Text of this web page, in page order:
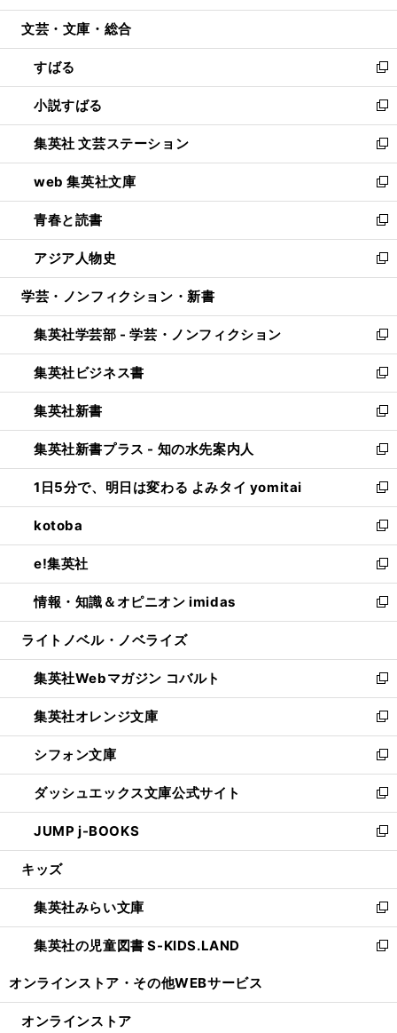
開
ウ
開
く
ン
ウ
で
開
く
ウ
ン
ド
ウ
で
開
く
文芸・文庫・総合
すばる
新
し
い
ウ
ィ
ン
ド
ウ
で
開
く
小説すばる
新
し
い
ウ
ィ
ン
ド
ウ
で
開
集英社 文芸ステーション
新
し
い
ウ
ィ
ン
ド
ウ
開
く
web 集英社文庫
新
し
い
ウ
ィ
ン
ウ
で
開
く
青春と読書
新
し
い
ウ
ン
ド
ウ
で
開
く
アジア人物史
新
し
ウ
ィ
ン
ド
ウ
で
開
く
学芸・ノンフィクション・新書
集英社学芸部 - 学芸・ノンフィクション
新
し
い
ウ
ィ
ン
ド
ウ
で
開
く
集英社ビジネス書
新
し
い
ウ
ィ
ン
ド
ウ
で
開
く
集英社新書
新
し
い
ウ
ィ
ン
ド
ウ
で
開
く
集英社新書プラス - 知の水先案内人
新
し
い
ウ
ィ
ン
ド
ウ
で
開
1日5分で、明日は変わる よみタイ yomitai
新
し
い
ウ
ィ
ン
ド
ウ
開
く
kotoba
新
し
い
ウ
ィ
ン
ウ
で
開
く
e!集英社
新
し
い
ウ
ン
ド
ウ
で
開
く
情報・知識＆オピニオン imidas
新
し
ウ
ィ
ン
ド
ウ
で
開
く
ライトノベル・ノベライズ
集英社Webマガジン コバルト
新
し
い
ウ
ィ
ン
ド
ウ
で
開
集英社オレンジ文庫
新
し
い
ウ
ィ
ン
ド
ウ
開
く
シフォン文庫
新
し
い
ウ
ィ
ン
ウ
で
開
く
ダッシュエックス文庫公式サイト
新
し
い
ウ
ン
ド
ウ
で
JUMP j-BOOKS
新
し
ウ
ィ
ン
ド
開
キッズ
集英社みらい文庫
新
し
い
ン
集英社の児童図書 S-KIDS.LAND
新
ウ
オンラインストア・ その他WEBサービス
オンラインストア